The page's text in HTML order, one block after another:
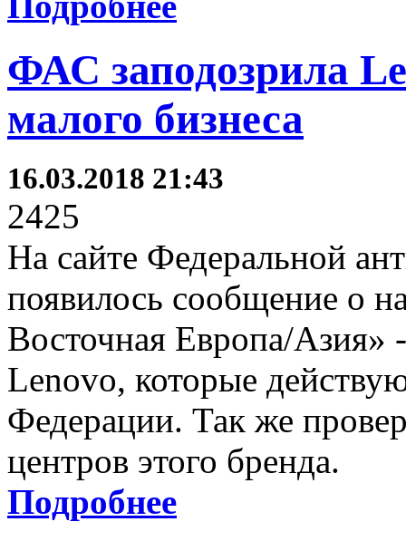
ФАС заподозрила
малого бизнеса
16.03.2018 21:43
2425
На сайте Федеральной
появилось сообщение о
Восточная Европа/Азия»
Lenovo, которые
Федерации. Так же
центров этого бренда.
Подробнее